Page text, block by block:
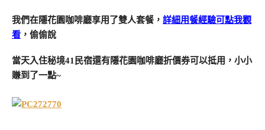
我們在隱花園咖啡廳享用了雙人套餐， 詳細用餐經驗可點我觀
看 ，偷偷說
當天入住秘境41民宿還有隱花園咖啡廳折價券可以抵用，小小
賺到了一點~